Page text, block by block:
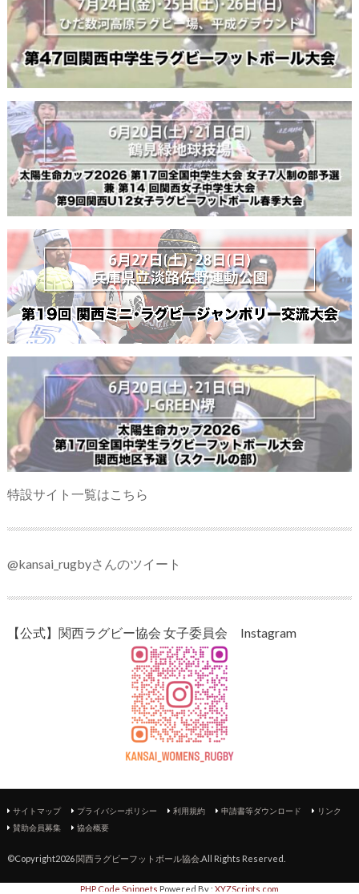
特設サイト一覧はこちら
@kansai_rugbyさんのツイート
【公式】関西ラグビー協会 女子委員会 Instagram
サイトマップ プライバシーポリシー 利用規約 申請書等ダウンロード
リンク
賛助会員募集
協会概要
©Copyright2026関西ラグビーフットボール協会.All Rights Reserved.
PHP Code Snippets Powered By : XYZScripts.com